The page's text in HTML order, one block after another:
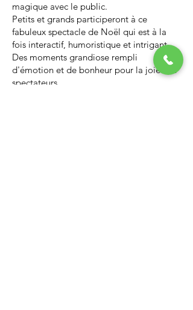
magique avec le public.
Petits et grands participeront à ce
fabuleux spectacle de Noël qui est à la
fois interactif, humoristique et intrigant.
Des moments grandiose rempli
d'émotion et de bonheur pour la joie des
spectateurs.